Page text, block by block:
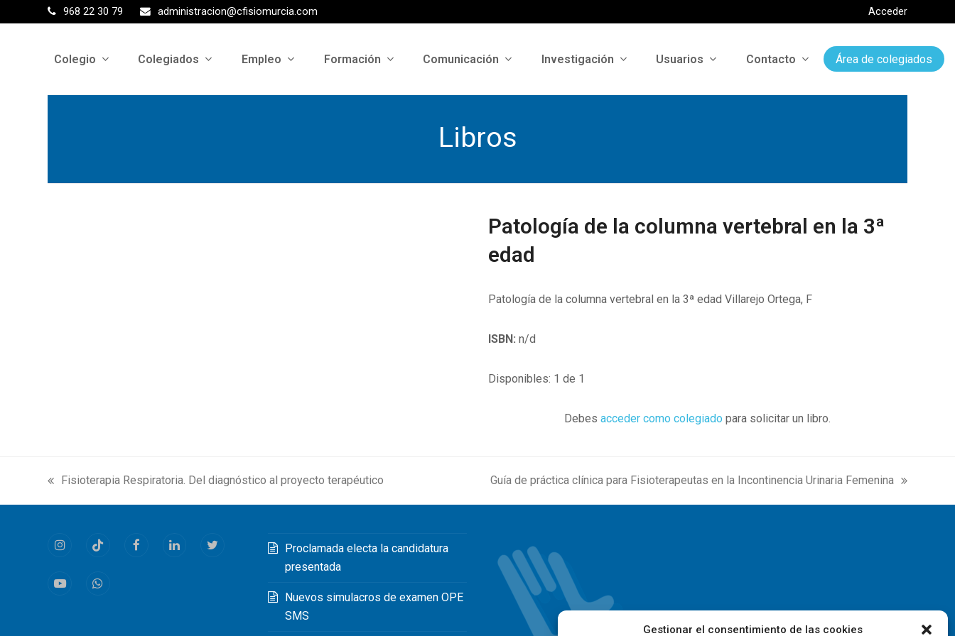
Gestionar el consentimiento de las cookies
968 22 30 79 administracion@cfisiomurcia.com Acceder
Colegio Colegiados Empleo Formación Comunicación Investigación Usuarios Contacto Área de colegiados
Libros
Patología de la columna vertebral en la 3ª
edad
Patología de la columna vertebral en la 3ª edad Villarejo Ortega, F
ISBN: n/d
Disponibles: 1 de 1
Debesacceder como colegiado para solicitar un libro.
previous
post:
Fisioterapia Respiratoria. Del diagnóstico al proyecto terapéutico
next
post:
Guía de práctica clínica para Fisioterapeutas en la Incontinencia Urinaria Femenina
InstagramTiktok FacebookLinkedInTwitter
YoutubeWhatsapp
Proclamada electa la candidatura
presentada
Nuevos simulacros de examen OPE
SMS